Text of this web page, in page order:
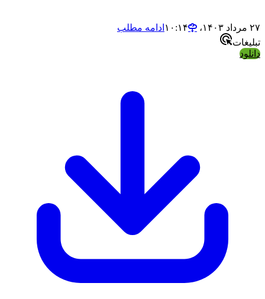
۲۷ مرداد ۱۴۰۳،‏ ۱۰:۱۴
ادامه مطلب
تبلیغات
دانلود